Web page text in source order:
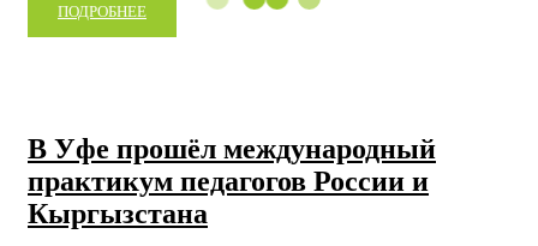
ПОДРОБНЕЕ
В Уфе прошёл международный
практикум педагогов России и
Кыргызстана